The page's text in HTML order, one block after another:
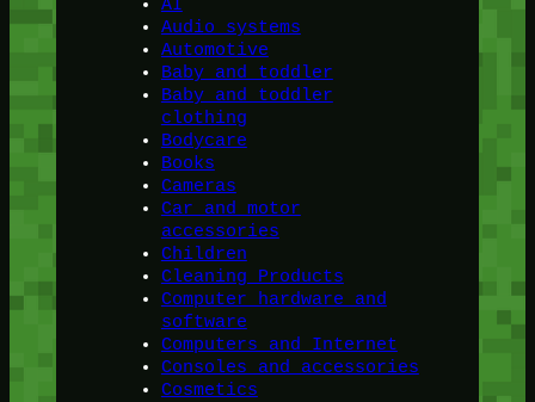
AI
Audio systems
Automotive
Baby and toddler
Baby and toddler
clothing
Bodycare
Books
Cameras
Car and motor
accessories
Children
Cleaning Products
Computer hardware and
software
Computers and Internet
Consoles and accessories
Cosmetics